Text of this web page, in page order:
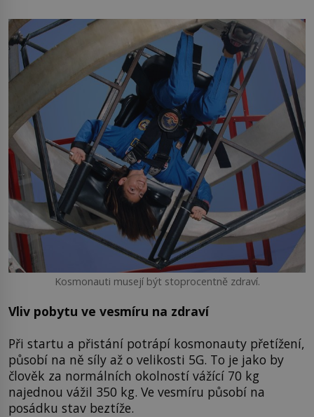
Kosmonauti musejí být stoprocentně zdraví.
Vliv pobytu ve vesmíru na zdraví
Při startu a přistání potrápí kosmonauty přetížení,
působí na ně síly až o velikosti 5G. To je jako by
člověk za normálních okolností vážící 70 kg
najednou vážil 350 kg. Ve vesmíru působí na
posádku stav beztíže.